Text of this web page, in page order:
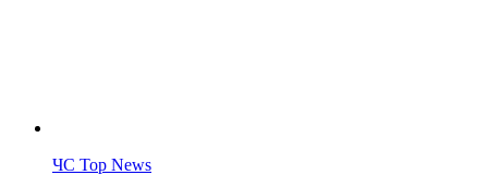
ЧС Top News